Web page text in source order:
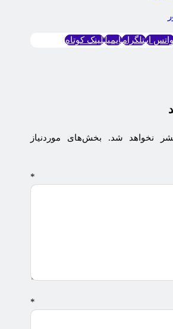
اپتلگرامایمیللینک کوتاه
نخواهد شد.
بخش‌های موردنیاز
*
*